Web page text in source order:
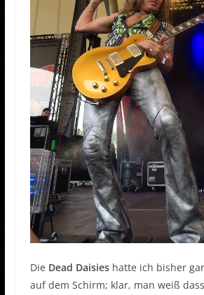
Die Dead Daisieshatte ich bisher
auf dem Schirm; klar, man weiß